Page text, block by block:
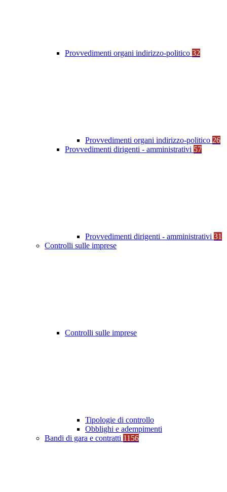
Provvedimenti organi indirizzo-politico 32
Provvedimenti organi indirizzo-politico 26
Provvedimenti dirigenti - amministrativi 57
Provvedimenti dirigenti - amministrativi 31
Controlli sulle imprese
Controlli sulle imprese
Tipologie di controllo
Obblighi e adempimenti
Bandi di gara e contratti 1156